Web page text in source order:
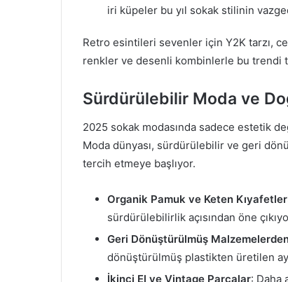
iri küpeler bu yıl sokak stilinin
Retro esintileri sevenler için Y2K tarzı,
renkler ve desenli kombinlerle bu trendi
Sürdürülebilir Moda ve
2025 sokak modasında sadece estetik
Moda dünyası, sürdürülebilir ve geri
tercih etmeye başlıyor.
Organik Pamuk ve Keten Kıyafetler
sürdürülebilirlik açısından öne
Geri Dönüştürülmüş
dönüştürülmüş plastikten üretilen
İkinci El ve Vintage Parçalar: Daha